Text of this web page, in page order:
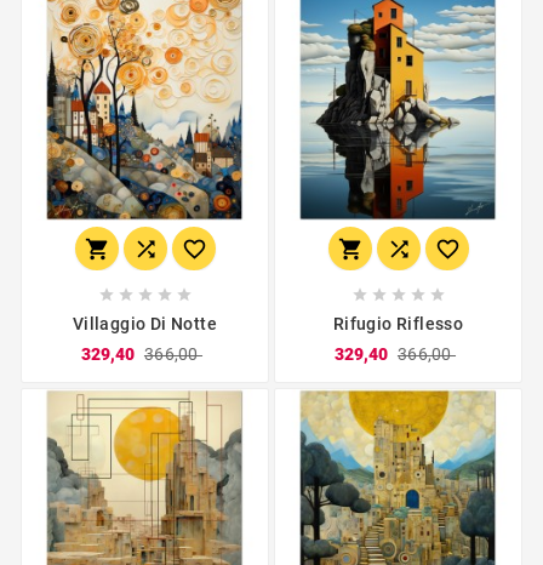
  
    
Villaggio Di Notte
329,40 366,00
  
    
Rifugio Riflesso
329,40 366,00